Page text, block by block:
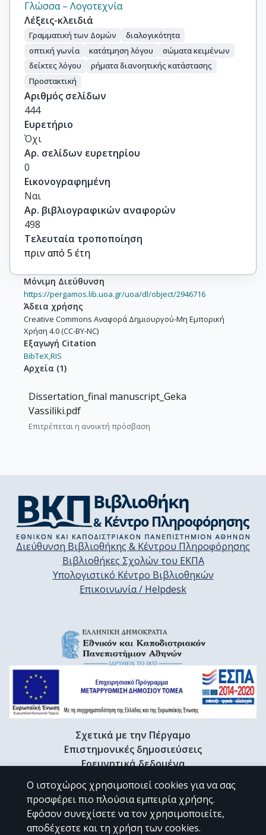
Γλώσσα – Λογοτεχνία
Λέξεις-κλειδιά
Γραμματική των Δομών
διαλογικότητα
οπτική γωνία
κατάτμηση λόγου
σώματα κειμένων
δείκτες λόγου
ρήματα διανοητικής κατάστασης
Προστακτική
Αριθμός σελίδων
444
Ευρετήριο
Όχι
Αρ. σελίδων ευρετηρίου
0
Εικονογραφημένη
Ναι
Αρ. βιβλιογραφικών αναφορών
498
Τελευταία τροποποίηση
πριν από 5 έτη
Μόνιμη Διεύθυνση
https://pergamos.lib.uoa.gr/uoa/dl/object/2946716
Άδεια χρήσης
Creative Commons Αναφορά Δημιουργού-Μη Εμπορική
Χρήση 4.0 (CC-BY-NC)
Εξαγωγή Citation
BibTeX, RIS
Αρχεία (1)
Dissertation_final manuscript_Geka
Vassiliki.pdf
Επιτρέπεται η ανοικτή πρόσβαση
Διεύθυνση Βιβλιοθήκης & Κέντρου Πληροφόρησης
Βιβλιοθήκες Σχολών του ΕΚΠΑ
Υπολογιστικό Κέντρο Βιβλιοθηκών
Επικοινωνία / Helpdesk
Σχετικά με την Πέργαμο
Επιστημονικές δημοσιεύσεις
Ερευνητικά δεδομένα
Διδακτορικές διατριβές & Γκρίζα βιβλιογραφία
Προφίλ Ερευνητή
Ο ιστοχώρος χρησιμοποιεί cookies για να σας
προσφέρει πιο πλούσια εμπειρία χρήσης.
Εφόσον συνεχίσετε να τον χρησιμοποιείτε,
αποδέχεστε και τη χρήση των cookies.